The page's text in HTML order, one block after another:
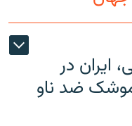
ایران در
ضد ناو